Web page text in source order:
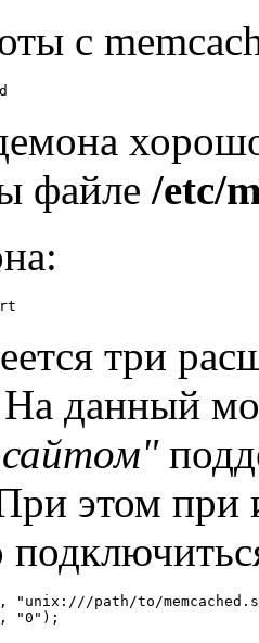
с
файле /etc/
три
На данный
сайтом"
этом при
"unix:///path/to/